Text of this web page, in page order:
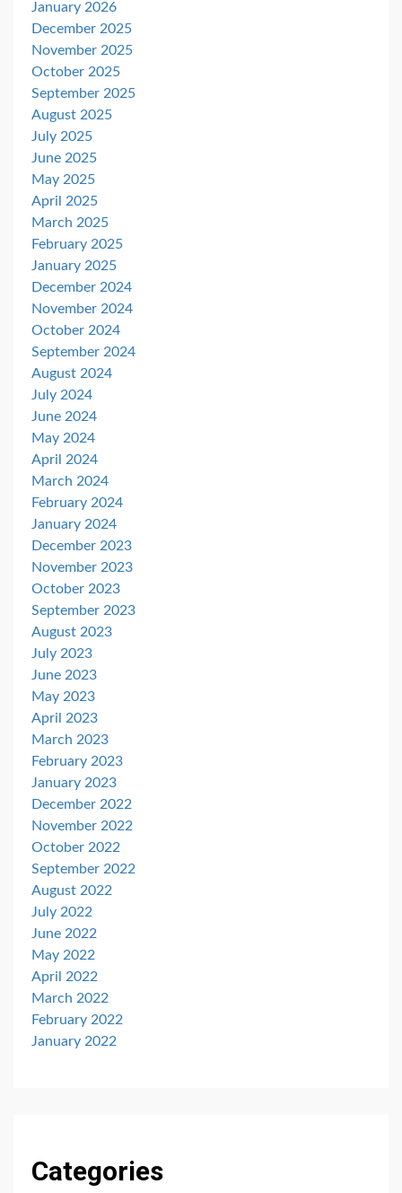
January 2026
December 2025
November 2025
October 2025
September 2025
August 2025
July 2025
June 2025
May 2025
April 2025
March 2025
February 2025
January 2025
December 2024
November 2024
October 2024
September 2024
August 2024
July 2024
June 2024
May 2024
April 2024
March 2024
February 2024
January 2024
December 2023
November 2023
October 2023
September 2023
August 2023
July 2023
June 2023
May 2023
April 2023
March 2023
February 2023
January 2023
December 2022
November 2022
October 2022
September 2022
August 2022
July 2022
June 2022
May 2022
April 2022
March 2022
February 2022
January 2022
Categories